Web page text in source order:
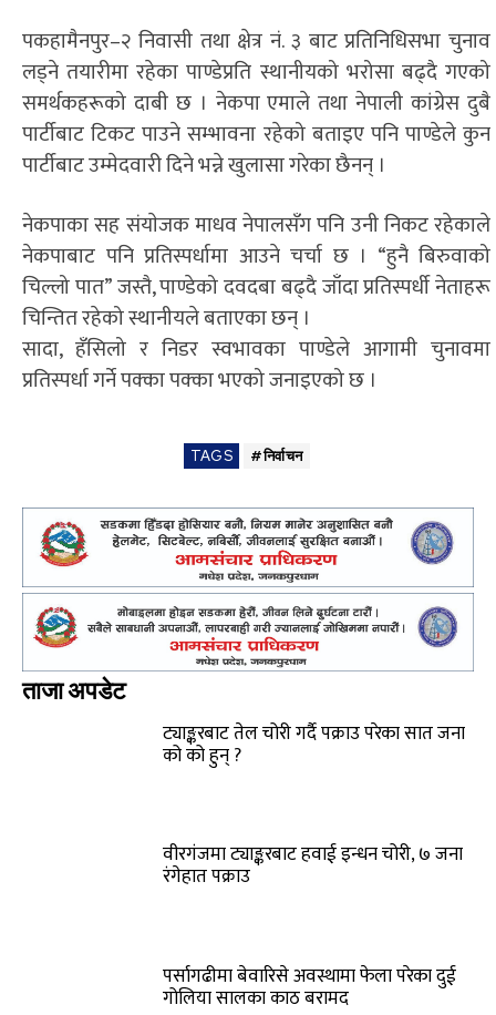
पकहामैनपुर–२ निवासी तथा क्षेत्र नं. ३ बाट प्रतिनिधिसभा चुनाव
लड्ने तयारीमा रहेका पाण्डेप्रति स्थानीयको भरोसा बढ्दै गएको
समर्थकहरूको दाबी छ । नेकपा एमाले तथा नेपाली कांग्रेस दुबै
पार्टीबाट टिकट पाउने सम्भावना रहेको बताइए पनि पाण्डेले कुन
पार्टीबाट उम्मेदवारी दिने भन्ने खुलासा गरेका छैनन् ।
नेकपाका सह संयाेजक माधव नेपालसँग पनि उनी निकट रहेकाले
नेकपाबाट पनि प्रतिस्पर्धामा आउने चर्चा छ । “हुनै बिरुवाको
चिल्लो पात” जस्तै, पाण्डेको दवदबा बढ्दै जाँदा प्रतिस्पर्धी नेताहरू
चिन्तित रहेको स्थानीयले बताएका छन् ।
सादा, हँसिलो र निडर स्वभावका पाण्डेले आगामी चुनावमा
प्रतिस्पर्धा गर्ने पक्का पक्का भएको जनाइएको छ ।
TAGS #निर्वाचन
ताजा अपडेट
ट्याङ्करबाट तेल चोरी गर्दै पक्राउ परेका सात जना
को को हुन् ?
वीरगंजमा ट्याङ्करबाट हवाई इन्धन चोरी, ७ जना
रंगेहात पक्राउ
पर्सागढीमा बेवारिसे अवस्थामा फेला परेका दुई
गोलिया सालका काठ बरामद